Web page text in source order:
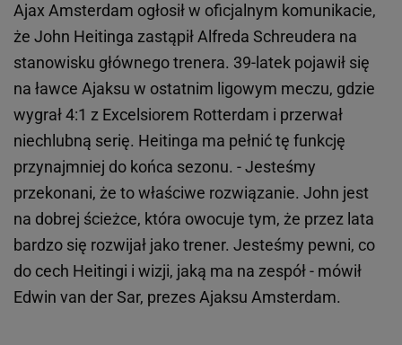
Ajax Amsterdam ogłosił w oficjalnym komunikacie,
że John Heitinga zastąpił Alfreda Schreudera na
stanowisku głównego trenera. 39-latek pojawił się
na ławce Ajaksu w ostatnim ligowym meczu, gdzie
wygrał 4:1 z Excelsiorem Rotterdam i przerwał
niechlubną serię. Heitinga ma pełnić tę funkcję
przynajmniej do końca sezonu. - Jesteśmy
przekonani, że to właściwe rozwiązanie. John jest
na dobrej ścieżce, która owocuje tym, że przez lata
bardzo się rozwijał jako trener. Jesteśmy pewni, co
do cech Heitingi i wizji, jaką ma na zespół - mówił
Edwin van der Sar, prezes Ajaksu Amsterdam.